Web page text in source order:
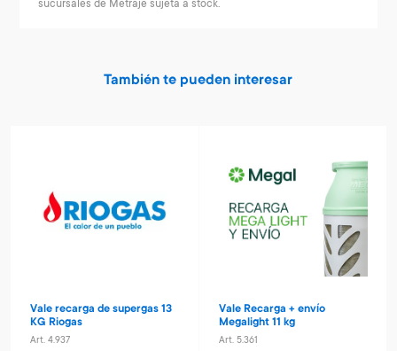
sucursales de Metraje sujeta a stock.
También te pueden interesar
Vale recarga de supergas 13
KG Riogas
Art. 4.937
Vale Recarga + envío
Megalight 11 kg
Art. 5.361